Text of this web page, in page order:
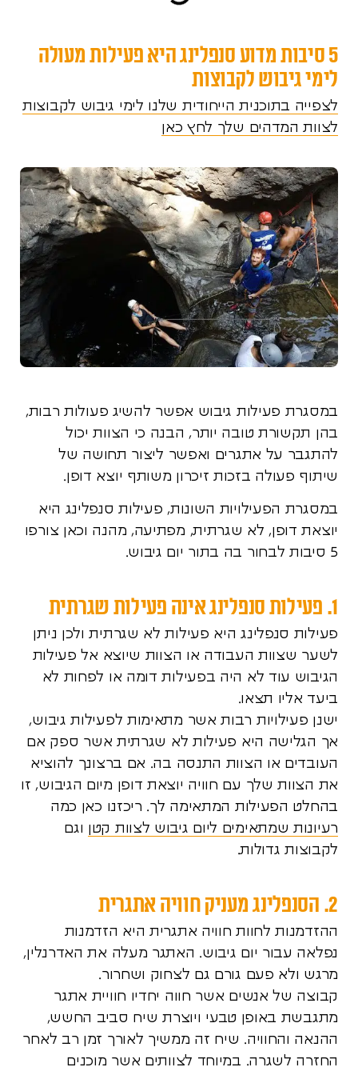
5 סיבות מדוע סנפלינג היא פעילות מעולה
לימי גיבוש לקבוצות
לצפייה בתוכנית הייחודית שלנו לימי גיבוש לקבוצות
לצוות המדהים שלך לחץ כאן
במסגרת פעילות גיבוש אפשר להשיג פעולות רבות,
בהן תקשורת טובה יותר, הבנה כי הצוות יכול
להתגבר על אתגרים ואפשר ליצור תחושה של
שיתוף פעולה בזכות זיכרון משותף יוצא דופן.
במסגרת הפעילויות השונות, פעילות סנפלינג היא
יוצאת דופן, לא שגרתית, מפתיעה, מהנה וכאן צורפו
5 סיבות לבחור בה בתור יום גיבוש.
1. פעילות סנפלינג אינה פעילות שגרתית
פעילות סנפלינג היא פעילות לא שגרתית ולכן ניתן
לשער שצוות העבודה או הצוות שיוצא אל פעילות
הגיבוש עוד לא היה בפעילות דומה או לפחות לא
ביעד אליו תצאו.
ישנן פעילויות רבות אשר מתאימות לפעילות גיבוש,
אך הגלישה היא פעילות לא שגרתית אשר ספק אם
העובדים או הצוות התנסה בה. אם ברצונך להוציא
את הצוות שלך עם חוויה יוצאת דופן מיום הגיבוש, זו
בהחלט הפעילות המתאימה לך. ריכזנו כאן כמה
רעיונות שמתאימים ליום גיבוש לצוות קטן וגם
לקבוצות גדולות.
2. הסנפלינג מעניק חוויה אתגרית
ההזדמנות לחוות חוויה אתגרית היא הזדמנות
נפלאה עבור יום גיבוש. האתגר מעלה את האדרנלין,
מרגש ולא פעם גורם גם לצחוק ושחרור.
קבוצה של אנשים אשר חווה יחדיו חוויית אתגר
מתגבשת באופן טבעי ויוצרת שיח סביב החשש,
ההנאה והחוויה. שיח זה ממשיך לאורך זמן רב לאחר
החזרה לשגרה. במיוחד לצוותים אשר מוכנים